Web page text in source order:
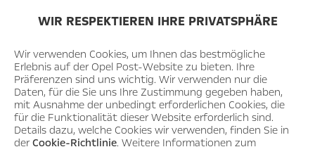
WIR RESPEKTIEREN IHRE PRIVATSPHÄRE
Wir verwenden Cookies, um Ihnen das bestmögliche
Erlebnis auf der Opel Post-Website zu bieten. Ihre
Präferenzen sind uns wichtig. Wir verwenden nur die
Daten, für die Sie uns Ihre Zustimmung gegeben haben,
mit Ausnahme der unbedingt erforderlichen Cookies, die
für die Funktionalität dieser Website erforderlich sind.
Details dazu, welche Cookies wir verwenden, finden Sie in
der Cookie-Richtlinie. Weitere Informationen zum